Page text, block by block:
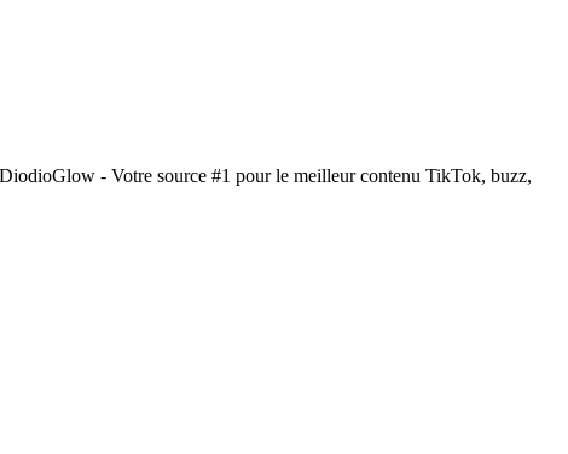
- Votre source #1 pour le meilleur contenu TikTok, buzz,